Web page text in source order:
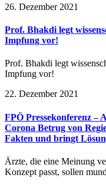
26. Dezember 2021
Prof. Bhakdi legt
Impfung vor!
Prof. Bhakdi legt
Impfung vor!
22. Dezember 2021
FPÖ Pressekonferenz –
Corona Betrug von
Fakten und bringt
Ärzte, die eine Meinung
Konzept passt, sollen